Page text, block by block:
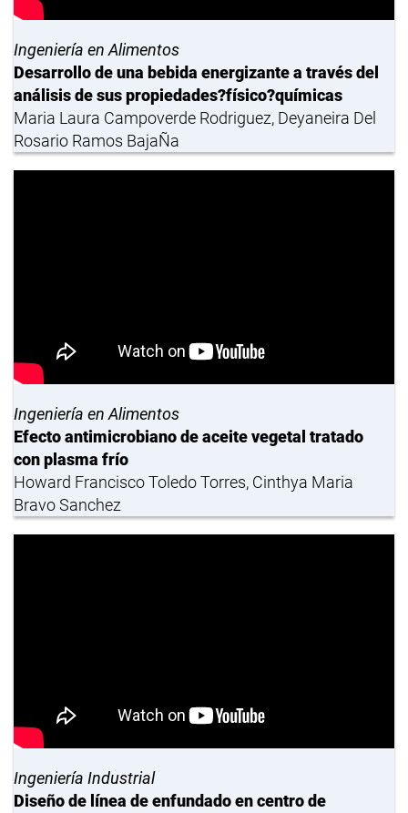
Ingeniería en Alimentos
Desarrollo de una bebida energizante a través del
análisis de sus propiedades?físico?químicas
Maria Laura Campoverde Rodriguez, Deyaneira Del
Rosario Ramos BajaÑa
Ingeniería en Alimentos
Efecto antimicrobiano de aceite vegetal tratado
con plasma frío
Howard Francisco Toledo Torres, Cinthya Maria
Bravo Sanchez
Ingeniería Industrial
Diseño de línea de enfundado en centro de